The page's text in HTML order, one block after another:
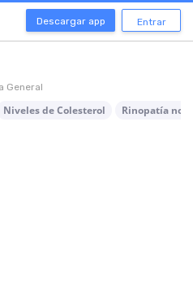
Descargar app Entrar
General
Niveles de Colesterol Rinopatía no